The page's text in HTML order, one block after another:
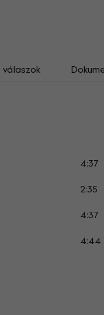
válaszok
4:37
2:35
4:37
4:44